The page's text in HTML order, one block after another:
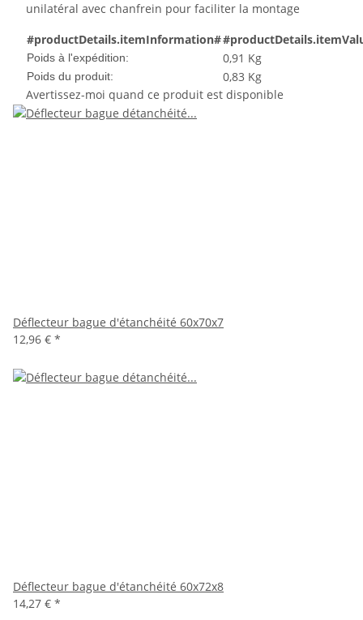
unilatéral avec chanfrein pour faciliter la montage
#productDetails.itemInformation#
Poids à l'expédition: 0,91 Kg
Poids du produit: 0,83 Kg
Avertissez-moi quand ce produit est disponible
Déflecteur bague d'étanchéité 60x70x7
12,96 € *
Déflecteur bague d'étanchéité 60x72x8
14,27 € *